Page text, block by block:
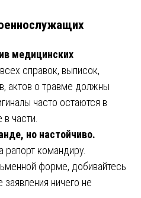
медицинских
справок, выписок,
актов о травме должны
часто остаются в
части.
но настойчиво.
командиру.
форме, добивайтесь
ничего не